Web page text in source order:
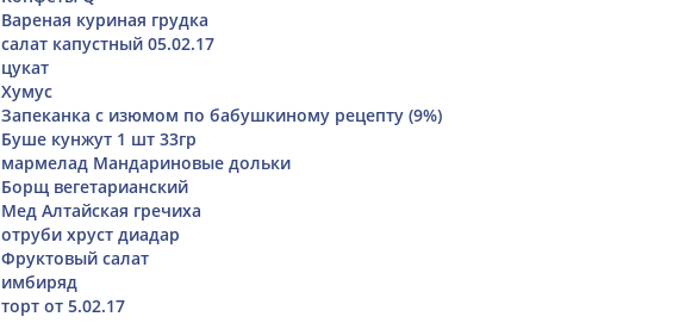
Вареная куриная грудка
салат капустный 05.02.17
цукат
Хумус
Запеканка с изюмом по бабушкиному рецепту (9%)
Буше кунжут 1 шт 33гр
мармелад Мандариновые дольки
Борщ вегетарианский
Мед Алтайская гречиха
отруби хруст диадар
Фруктовый салат
имбиряд
торт от 5.02.17